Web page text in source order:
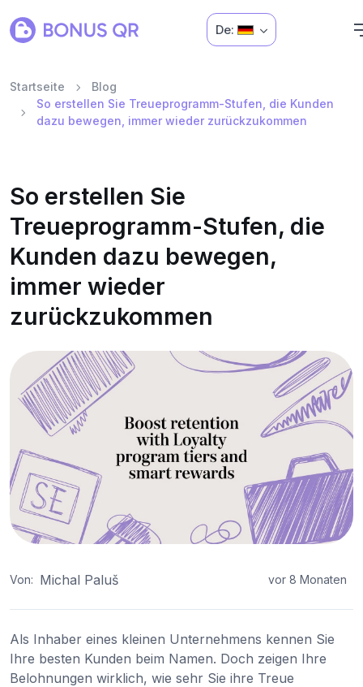
De:
Startseite
Blog
So erstellen Sie Treueprogramm-Stufen, die Kunden
dazu bewegen, immer wieder zurückzukommen
So erstellen Sie
Treueprogramm-Stufen, die
Kunden dazu bewegen,
immer wieder
zurückzukommen
Von: Michal Paluš vor 8 Monaten
Als Inhaber eines kleinen Unternehmens kennen Sie
Ihre besten Kunden beim Namen. Doch zeigen Ihre
Belohnungen wirklich, wie sehr Sie ihre Treue